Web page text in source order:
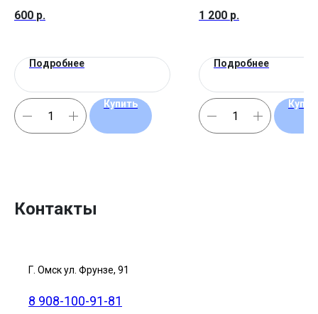
600 р.
Подробнее
Купить
1 200 р.
Подробнее
Контакты
Г. Омск ул. Фрунзе, 91
8 908-100-91-81